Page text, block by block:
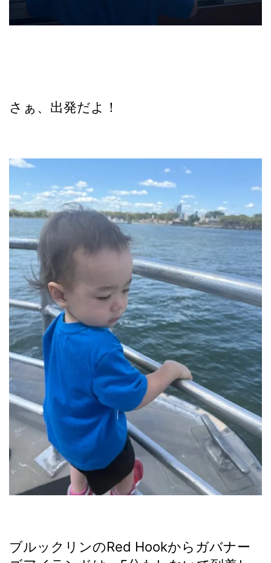
さぁ、出発だよ！
ブルックリンのRed Hookからガバナー